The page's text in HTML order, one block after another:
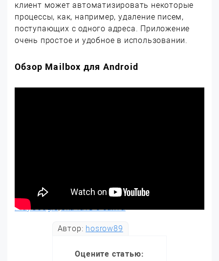
клиент может автоматизировать некоторые
процессы, как, например, удаление писем,
поступающих с одного адреса. Приложение
очень простое и удобное в использовании.
Обзор Mailbox для Android
PlayGoogle|Скачать с сайта
Автор: hosrow89
Оцените статью: